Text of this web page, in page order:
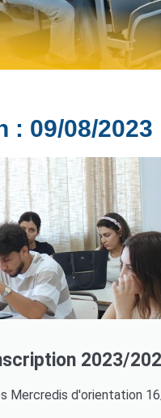
: 09/08/2023
2023/
Mercredis d'orientation